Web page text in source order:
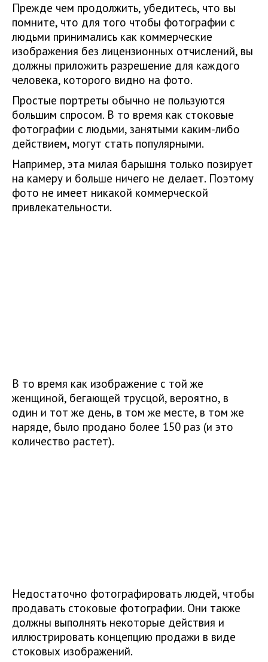
Прежде чем продолжить, убедитесь, что вы
помните, что для того чтобы фотографии с
людьми принимались как коммерческие
изображения без лицензионных отчислений, вы
должны приложить разрешение для каждого
человека, которого видно на фото.
Простые портреты обычно не пользуются
большим спросом. В то время как стоковые
фотографии с людьми, занятыми каким-либо
действием, могут стать популярными.
Например, эта милая барышня только позирует
на камеру и больше ничего не делает. Поэтому
фото не имеет никакой коммерческой
привлекательности.
В то время как изображение с той же
женщиной, бегающей трусцой, вероятно, в
один и тот же день, в том же месте, в том же
наряде, было продано более 150 раз (и это
количество растет).
Недостаточно фотографировать людей, чтобы
продавать стоковые фотографии. Они также
должны выполнять некоторые действия и
иллюстрировать концепцию продажи в виде
стоковых изображений.